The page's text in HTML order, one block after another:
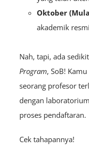
Oktober
akademik
Nah, tapi, ada
Program, SoB!
seorang profesor
dengan
proses pendaftaran.
Cek tahapannya!